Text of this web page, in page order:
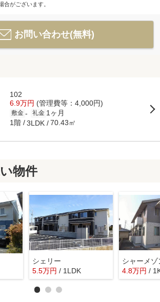
合がございます。
お問い合わせ(無料)
102
6.9万円 (管理費等：4,000円)
敷金 - 礼金 1ヶ月
1階 3LDK 70.43㎡
物件
シェリー
5.5万円 / 1LDK
シャーメ
4.8万円 /